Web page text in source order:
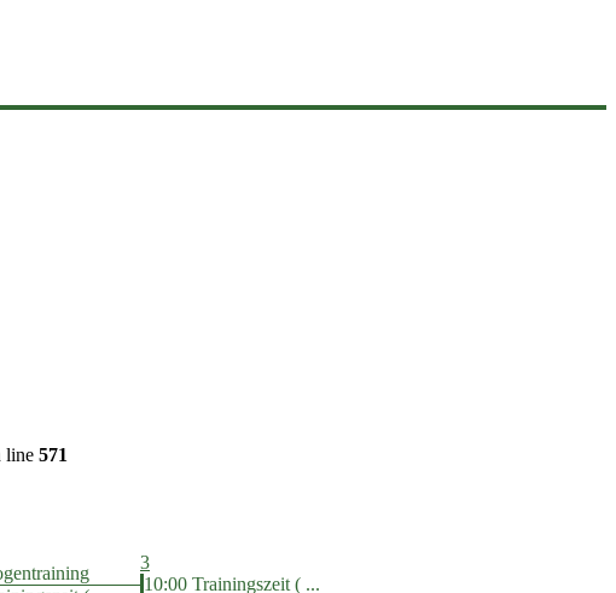
line 571
3
10:00 Trainingszeit ( ...